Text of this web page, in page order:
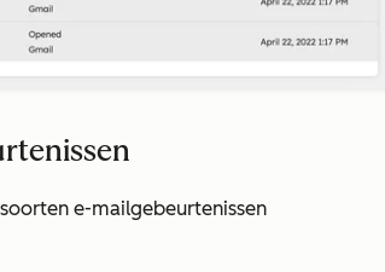
e-mailgebeurtenissen